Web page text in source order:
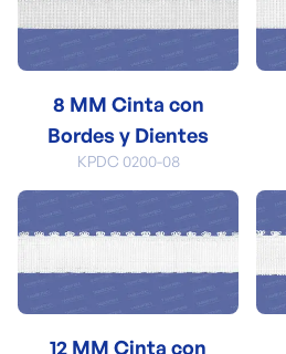
8 MM Cinta con
Bordes y Dientes
KPDC 0200-08
12 MM Cinta con